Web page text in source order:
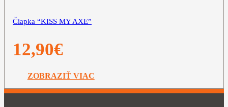
Čiapka “KISS MY AXE”
12,90€
ZOBRAZIŤ VIAC